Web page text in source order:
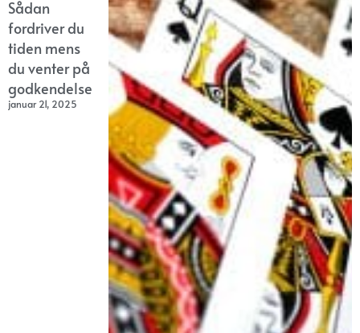
Sådan
fordriver du
tiden mens
du venter på
godkendelse
januar 21, 2025